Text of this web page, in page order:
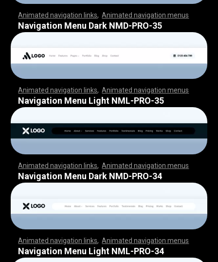
Animated navigation links ,Animated navigation menus
,,,,,,,,,,,,,,,,,,,,,,,,,,,, ,,,,,,,,,,,,,,,,,,,,,,,,,,,,,,,
,,,,,,,,,,,,,,,,,,,,,,,,,,,, ,,,,,,,,,,,,,,,,,,,,,,,,,,,,,,,
,,,,,,,,,,,,,,,,
Navigation Menu Dark NMD-PRO-35
Animated navigation links ,Animated navigation menus
,,,,,,,,,,,,,,,,,,,,,,,,,,,, ,,,,,,,,,,,,,,,,,,,,,,,,,,,,,,,
,,,,,,,,,,,,,,,,,,,,,,,,,,,, ,,,,,,,,,,,,,,,,,,,,,,,,,,,,,,,
,,,,,,,,,,,,,,,,
Navigation Menu Light NML-PRO-35
Animated navigation links ,Animated navigation menus
,,,,,,,,,,,,,,,,,,,,,,,,,,,, ,,,,,,,,,,,,,,,,,,,,,,,,,,,,,,,
,,,,,,,,,,,,,,,,,,,,,,,,,,,, ,,,,,,,,,,,,,,,,,,,,,,,,,,,,,,,
,,,,,,,,,,,,,,,,
Navigation Menu Dark NMD-PRO-34
Animated navigation links ,Animated navigation menus
,,,,,,,,,,,,,,,,,,,,,,,,,,,, ,,,,,,,,,,,,,,,,,,,,,,,,,,,,,,,
,,,,,,,,,,,,,,,,,,,,,,,,,,,, ,,,,,,,,,,,,,,,,,,,,,,,,,,,,,,,
,,,,,,,,,,,,,,,,
Navigation Menu Light NML-PRO-34